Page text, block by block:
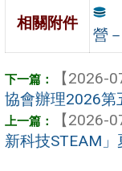
相關附件
營
【2026-
協會辦理2026第
【2026-
新科技STEAM」